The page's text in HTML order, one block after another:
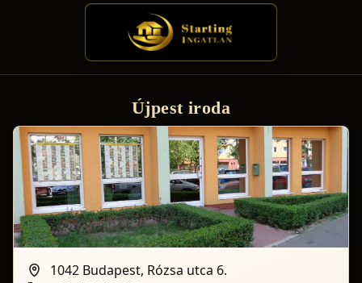
Újpest iroda
1042 Budapest, Rózsa utca 6.